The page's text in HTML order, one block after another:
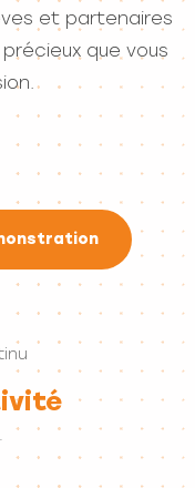
et partenaires
que vous